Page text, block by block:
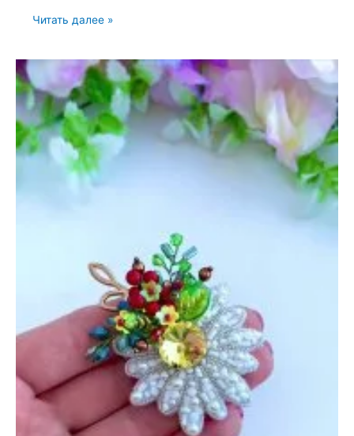
Брошь
февраля
2024
Читать далее »